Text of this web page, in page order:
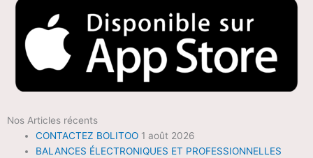
Nos Articles récents
CONTACTEZ BOLITOO 1 août 2026
BALANCES ÉLECTRONIQUES ET PROFESSIONNELLES